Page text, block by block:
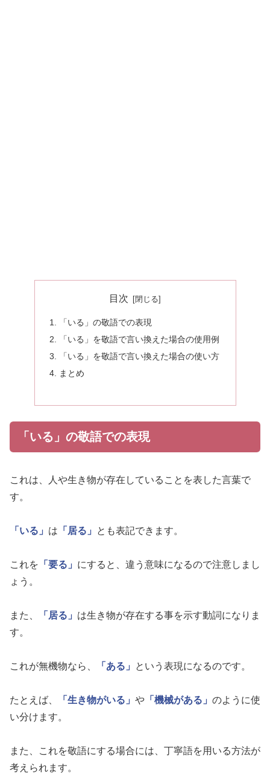
目次
「いる」の敬語での表現
「いる」を敬語で言い換えた場合の使用例
「いる」を敬語で言い換えた場合の使い方
まとめ
「いる」の敬語での表現
これは、人や生き物が存在していることを表した言葉で
す。
「いる」 は 「居る」 とも表記できます。
これを 「要る」 にすると、違う意味になるので注意しまし
ょう。
また、 「居る」 は生き物が存在する事を示す動詞になりま
す。
これが無機物なら、 「ある」 という表現になるのです。
たとえば、 「生き物がいる」 や 「機械がある」 のように使
い分けます。
また、これを敬語にする場合には、丁寧語を用いる方法が
考えられます。